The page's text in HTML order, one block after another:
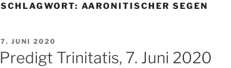
SCHLAGWORT: AARONITISCHER SEGEN
VERÖFFENTLICHT
AM
7. JUNI 2020
Predigt Trinitatis, 7. Juni 2020